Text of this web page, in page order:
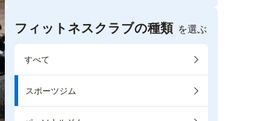
フィットネスクラブの種類 を選ぶ
すべて
スポーツジム